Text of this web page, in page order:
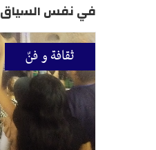
في نفس السياق
ثقافة و فنّ